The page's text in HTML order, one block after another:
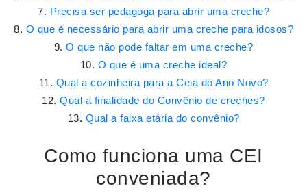
Precisa ser pedagoga para abrir uma creche?
O que é necessário para abrir uma creche para idosos?
O que não pode faltar em uma creche?
O que é uma creche ideal?
Qual a cozinheira para a Ceia do Ano Novo?
Qual a finalidade do Convênio de creches?
Qual a faixa etária do convênio?
Como funciona uma CEI
conveniada?